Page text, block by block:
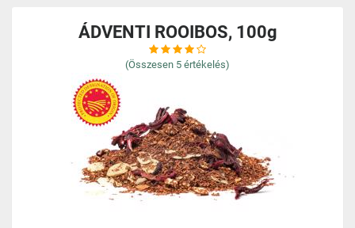
ÁDVENTI ROOIBOS, 100g
(Összesen 5 értékelés)